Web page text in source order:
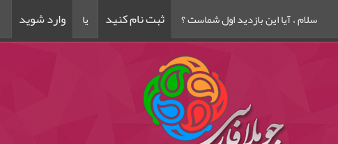
سلام ، آیا این بازدید اول شماست ؟ ثبت نام کنید یا وارد شوید